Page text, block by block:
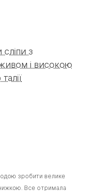
сліпи з
і високою
талії
зробити велике
Все отримала
зробити велике
Все отримала